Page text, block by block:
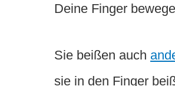
Deine Finger
Sie beißen auch
sie in den Finger